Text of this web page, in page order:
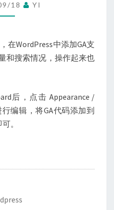
GOOGLE
码
18 YI
在WordPress中添加GA支
和搜索情况，操作起来也
后，点击 Appearance /
编辑，将GA代码添加到
。